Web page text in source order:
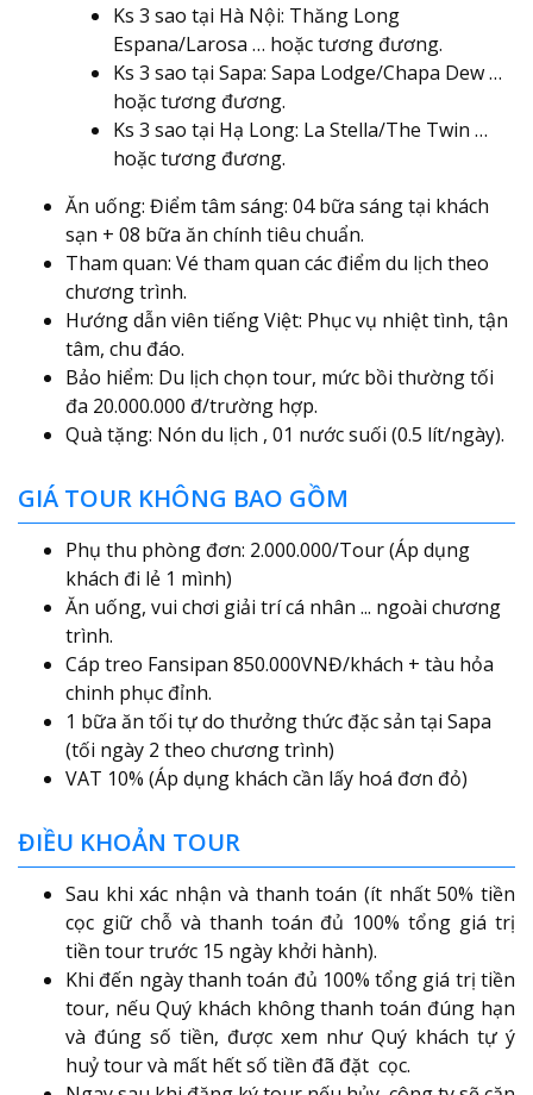
Ks 3 sao tại Hà Nội: Thăng Long
Espana/Larosa … hoặc tương đương.
Ks 3 sao tại Sapa: Sapa Lodge/Chapa Dew …
hoặc tương đương.
Ks 3 sao tại Hạ Long: La Stella/The Twin …
hoặc tương đương.
Ăn uống: Điểm tâm sáng: 04 bữa sáng tại khách
sạn + 08 bữa ăn chính tiêu chuẩn.
Tham quan: Vé tham quan các điểm du lịch theo
chương trình.
Hướng dẫn viên tiếng Việt: Phục vụ nhiệt tình, tận
tâm, chu đáo.
Bảo hiểm: Du lịch chọn tour, mức bồi thường tối
đa 20.000.000 đ/trường hợp.
Quà tặng: Nón du lịch , 01 nước suối (0.5 lít/ngày).
GIÁ TOUR KHÔNG BAO GỒM
Phụ thu phòng đơn: 2.000.000/Tour (Áp dụng
khách đi lẻ 1 mình)
Ăn uống, vui chơi giải trí cá nhân ... ngoài chương
trình.
Cáp treo Fansipan 850.000VNĐ/khách + tàu hỏa
chinh phục đỉnh.
1 bữa ăn tối tự do thưởng thức đặc sản tại Sapa
(tối ngày 2 theo chương trình)
VAT 10% (Áp dụng khách cần lấy hoá đơn đỏ)
ĐIỀU KHOẢN TOUR
Sau khi xác nhận và thanh toán (ít nhất 50% tiền
cọc giữ chỗ và thanh toán đủ 100% tổng giá trị
tiền tour trước 15 ngày khởi hành).
Khi đến ngày thanh toán đủ 100% tổng giá trị tiền
tour, nếu Quý khách không thanh toán đúng hạn
và đúng số tiền, được xem như Quý khách tự ý
huỷ tour và mất hết số tiền đã đặt cọc.